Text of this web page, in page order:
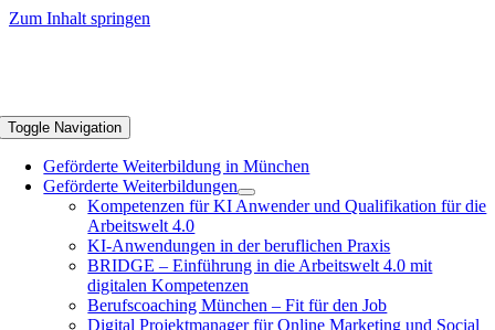
Zum Inhalt springen
Toggle Navigation
Geförderte Weiterbildung in München
Geförderte Weiterbildungen
Kompetenzen für KI Anwender und Qualifikation für die
Arbeitswelt 4.0
KI-Anwendungen in der beruflichen Praxis
BRIDGE – Einführung in die Arbeitswelt 4.0 mit
digitalen Kompetenzen
Berufscoaching München – Fit für den Job
Digital Projektmanager für Online Marketing und Social